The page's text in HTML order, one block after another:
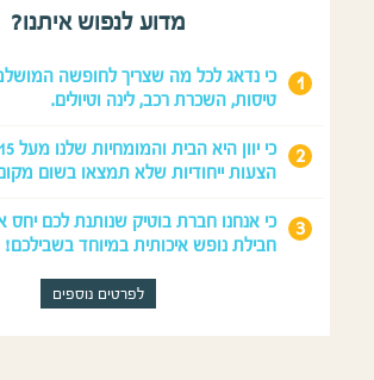
מדוע לנפוש איתנו?
כי נדאג לכל מה שצריך לחופשה
טיסות, השכרת רכב, לינה וטיולים.
הצעות ייחודיות שלא תמצאו בשום
כי אנחנו חברת בוטיק שנותנת לכם יחס
חבילת נופש איכותית במיוחד בשבילכם!
לפרטים נוספים